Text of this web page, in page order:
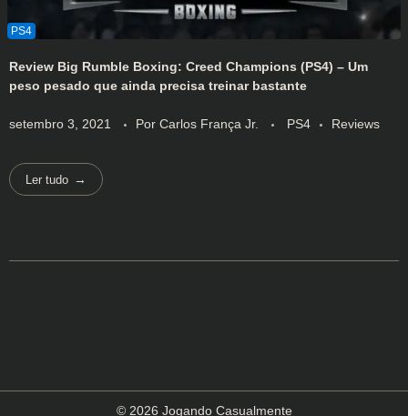
Review Big Rumble Boxing: Creed Champions (PS4) – Um
peso pesado que ainda precisa treinar bastante
setembro 3, 2021 Por Carlos França Jr. PS4 Reviews
Ler tudo
© 2026 Jogando Casualmente